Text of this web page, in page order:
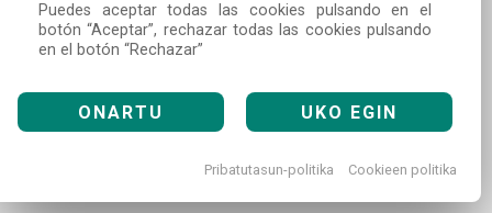
Puedes aceptar todas las cookies pulsando en el
botón “Aceptar”, rechazar todas las cookies pulsando
en el botón “Rechazar”
ONARTU UKO EGIN
Pribatutasun-politika Cookieen politika